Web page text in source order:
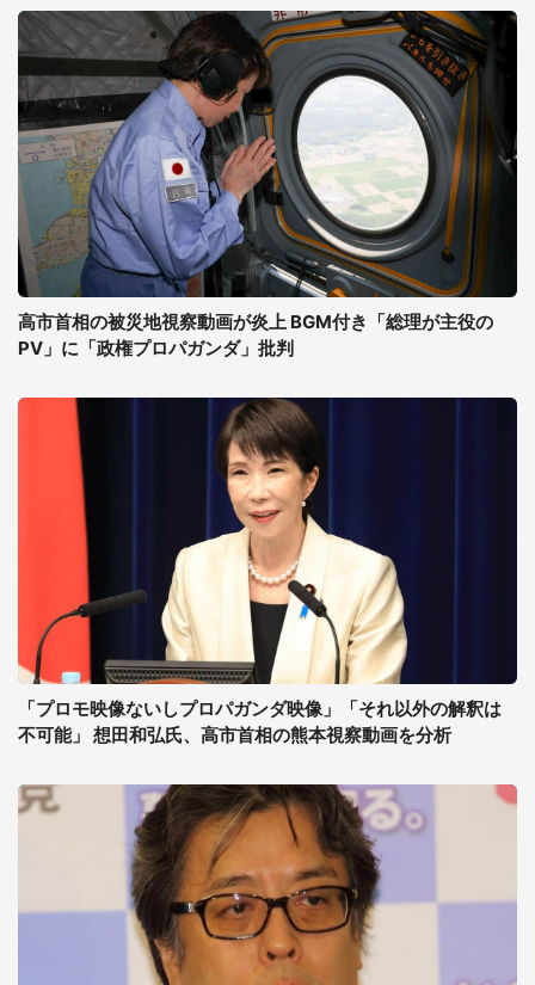
高市首相の被災地視察動画が炎上 BGM付き「総理が主役の
PV」に「政権プロパガンダ」批判
「プロモ映像ないしプロパガンダ映像」「それ以外の解釈は
不可能」 想田和弘氏、高市首相の熊本視察動画を分析